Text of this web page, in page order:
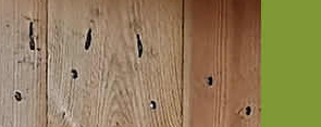
OSS
GJERNE